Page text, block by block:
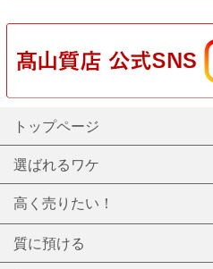
トップページ
選ばれるワケ
高く売りたい！
質に預ける